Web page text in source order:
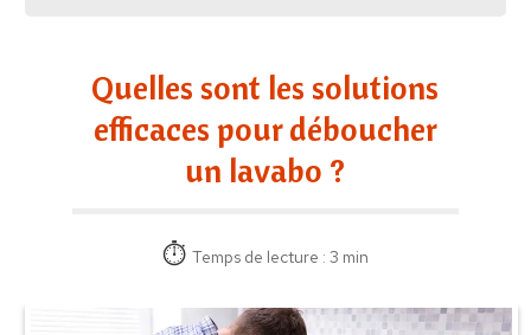
Quelles sont les solutions
efficaces pour déboucher
un lavabo ?
Temps de lecture : 3 min